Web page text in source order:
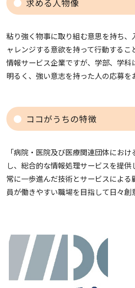
求める人物像
粘り強く物事に取り組む意思を持ち、
ャレンジする意欲を持って行動するこ
情報サービス企業ですが、学部、学科
明るく、強い意志を持った人の応募を
ココがうちの特徴
「病院・医院及び医療関連団体にお
し、総合的な情報処理サービスを提供
常に一歩進んだ技術とサービスによ
員が働きやすい職場を目指して日々創